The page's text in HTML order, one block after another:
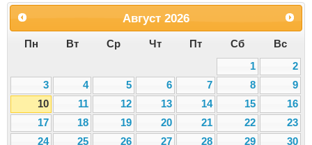
Август 2026
Пн Вт Ср Чт Пт Сб
Вс
1
2
3
4 5 6 7 8
9
10
11 12 13 14 15
16
17
18 19 20 21 22
23
24
25 26 27 28 29
30